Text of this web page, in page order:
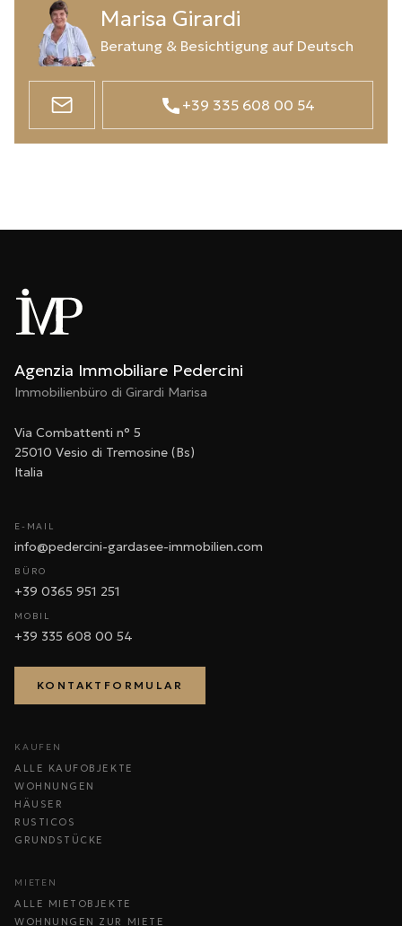
Marisa Girardi
Beratung & Besichtigung auf Deutsch
+39 335 608 00 54
Agenzia Immobiliare Pedercini
Immobilienbüro di Girardi Marisa
Via Combattenti n° 5
25010 Vesio di Tremosine (Bs)
Italia
E-MAIL
info@pedercini-gardasee-immobilien.com
BÜRO
+39 0365 951 251
MOBIL
+39 335 608 00 54
KONTAKTFORMULAR
KAUFEN
ALLE KAUFOBJEKTE
WOHNUNGEN
HÄUSER
RUSTICOS
GRUNDSTÜCKE
MIETEN
ALLE MIETOBJEKTE
WOHNUNGEN ZUR MIETE